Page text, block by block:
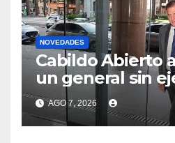
NOVEDADES
Cabildo Abierto
un general sin
tiroteado por
soldados
AGO 7, 2026